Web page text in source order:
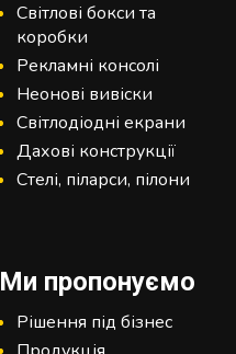
Світлові бокси та
коробки
Рекламні консолі
Неонові вивіски
Світлодіодні екрани
Дахові конструкції
Стелі, піларси, пілони
Ми пропонуємо
Рішення під бізнес